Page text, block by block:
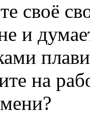
своё
и
на